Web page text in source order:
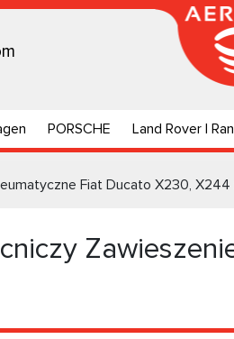
PORSCHE Land Rover |
Fiat Ducato X230,